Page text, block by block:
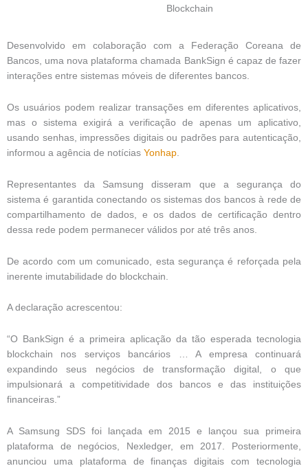
Blockchain
Desenvolvido em colaboração com a Federação Coreana de
Bancos, uma nova plataforma chamada BankSign é capaz de fazer
interações entre sistemas móveis de diferentes bancos.
Os usuários podem realizar transações em diferentes aplicativos,
mas o sistema exigirá a verificação de apenas um aplicativo,
usando senhas, impressões digitais ou padrões para autenticação,
informou a agência de notícias Yonhap
Representantes da Samsung disseram que a segurança do
sistema é garantida conectando os sistemas dos bancos à rede de
compartilhamento de dados, e os dados de certificação dentro
dessa rede podem permanecer válidos por até três anos.
De acordo com um comunicado, esta segurança é reforçada pela
inerente imutabilidade do blockchain.
A declaração acrescentou:
“O BankSign é a primeira aplicação da tão esperada tecnologia
blockchain nos serviços bancários … A empresa continuará
expandindo seus negócios de transformação digital, o que
impulsionará a competitividade dos bancos e das instituições
financeiras.”
A Samsung SDS foi lançada em 2015 e lançou sua primeira
plataforma de negócios, Nexledger, em 2017. Posteriormente,
anunciou uma plataforma de finanças digitais com tecnologia